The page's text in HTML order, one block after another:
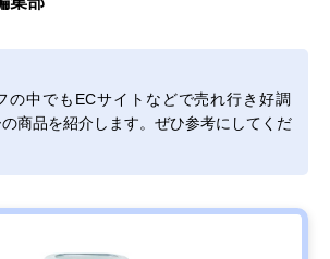
の中でもECサイトなどで売れ行き好調
商品を紹介します。ぜひ参考にしてくだ